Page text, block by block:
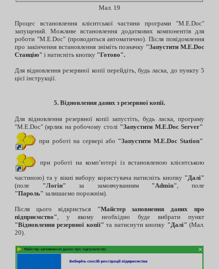
Мал. 19
Процес встановлення клієнтської частини програми "M.E.Doc"
запущений. Можливе встановлення додаткових компонентів для
роботи "M.E.Doc" (проводиться автоматично). Після повідомлення
про закінчення встановлення зніміть позначку "Запустити M.E.Doc
Станцію" і натисніть кнопку "Готово".
Для відновлення резервної копії перейдіть, будь ласка, до пункту 5
цієї інструкції.
5. Відновлення даних з резервної копії.
Для відновлення резервної копії запустіть, будь ласка, програму
"M.E.Doc" (ярлик на робочому столі "Запустити M.E.Doc Server"
при роботі на сервері або "Запустити M.E.Doc Station"
при роботі на комп’ютері із встановленою клієнтською
частиною) та у вікні вибору користувача натисніть кнопку "Далі"
(поле "Логін" за замовчуванням "Admin" , поле
"Пароль" залишаємо порожнім).
Після цього відкриється "Майстер заповнення даних про
підприємство" , у якому необхідно буде вибрати пункт
"Відновлення резервної копії"та натиснути кнопку "Далі"(Мал.
20).